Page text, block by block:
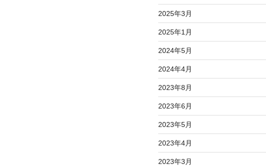
2025年3月
2025年1月
2024年5月
2024年4月
2023年8月
2023年6月
2023年5月
2023年4月
2023年3月